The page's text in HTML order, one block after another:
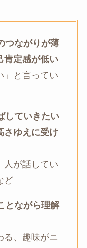
つながりが薄
肯定感が低い
」と言ってい
していきたい
さゆえに受け
人が話してい
ど
とながら理解
る、趣味がニ